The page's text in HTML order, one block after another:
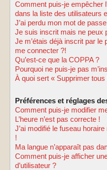
Comment puis-je empêcher
dans la liste des utilisateurs
J’ai perdu mon mot de
Je suis inscrit mais ne peux
Je m’étais déjà inscrit par
me connecter ?!
Qu’est-ce que la COPPA ?
Pourquoi ne puis-je pas
À quoi sert « Supprimer
Préférences et réglages
Comment puis-je modifier
L’heure n’est pas correcte !
J’ai modifié le fuseau
!
Ma langue n’apparaît pas
Comment puis-je afficher
d’utilisateur ?